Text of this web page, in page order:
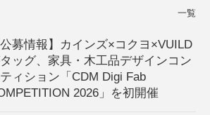
一覧
公募情報】カインズ×コクヨ×VUILD
ッグ、家具・木工品デザインコン
ィション「CDM Digi Fab
2026」を初開催